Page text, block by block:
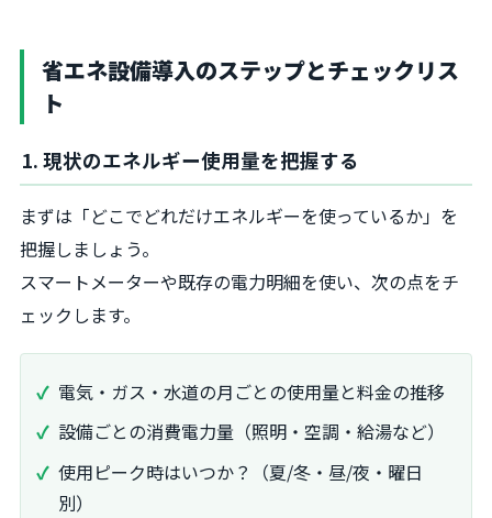
省エネ設備導入のステップとチェックリス
ト
1. 現状のエネルギー使用量を把握する
まずは「どこでどれだけエネルギーを使っているか」を
把握しましょう。
スマートメーターや既存の電力明細を使い、次の点をチ
ェックします。
電気・ガス・水道の月ごとの使用量と料金の推移
設備ごとの消費電力量（照明・空調・給湯など）
使用ピーク時はいつか？（夏/冬・昼/夜・曜日
別）